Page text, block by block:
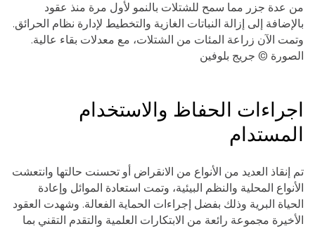
من عدة جزر مما سمح للشتلات بالنمو لأول مرة منذ عقود
بالإضافة إلى إزالة النباتات الغازية والتخطيط لإدارة نظام الحرائق.
وتمت الآن زراعة المئات من الشتلات، مع معدلات بقاء عالية.
الصورة © جريج بلوفين
اجراءات الحفاظ والاستخدام
المستدام
تم إنقاذ العديد من الأنواع من الانقراض أو تحسنت حالتها وانتعشت
الأنواع المحلية والنظم البيئية، وتمت استعادة الموائل وإعادة
الحياة البرية وذلك بفضل إجراءات الحماية الفعالة. وشهدت العقود
الأخيرة مجموعة رائعة من الابتكارات العلمية والتقدم التقني بما